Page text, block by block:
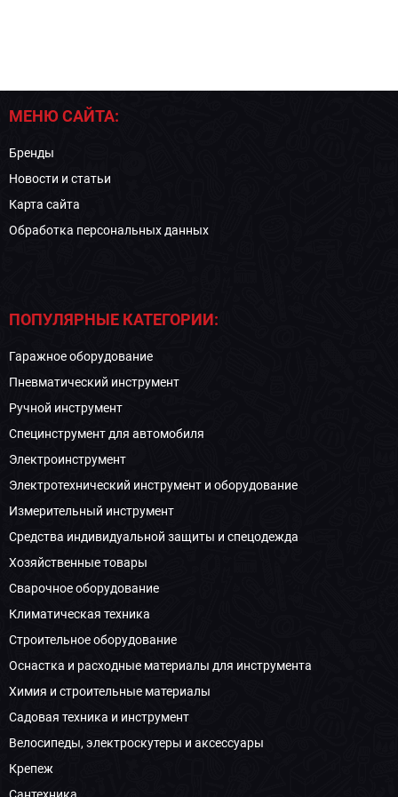
МЕНЮ САЙТА:
Бренды
Новости и статьи
Карта сайта
Обработка персональных данных
ПОПУЛЯРНЫЕ КАТЕГОРИИ:
Гаражное оборудование
Пневматический инструмент
Ручной инструмент
Специнструмент для автомобиля
Электроинструмент
Электротехнический инструмент и оборудование
Измерительный инструмент
Средства индивидуальной защиты и спецодежда
Хозяйственные товары
Сварочное оборудование
Климатическая техника
Строительное оборудование
Оснастка и расходные материалы для инструмента
Химия и строительные материалы
Садовая техника и инструмент
Велосипеды, электроскутеры и аксессуары
Крепеж
Сантехника